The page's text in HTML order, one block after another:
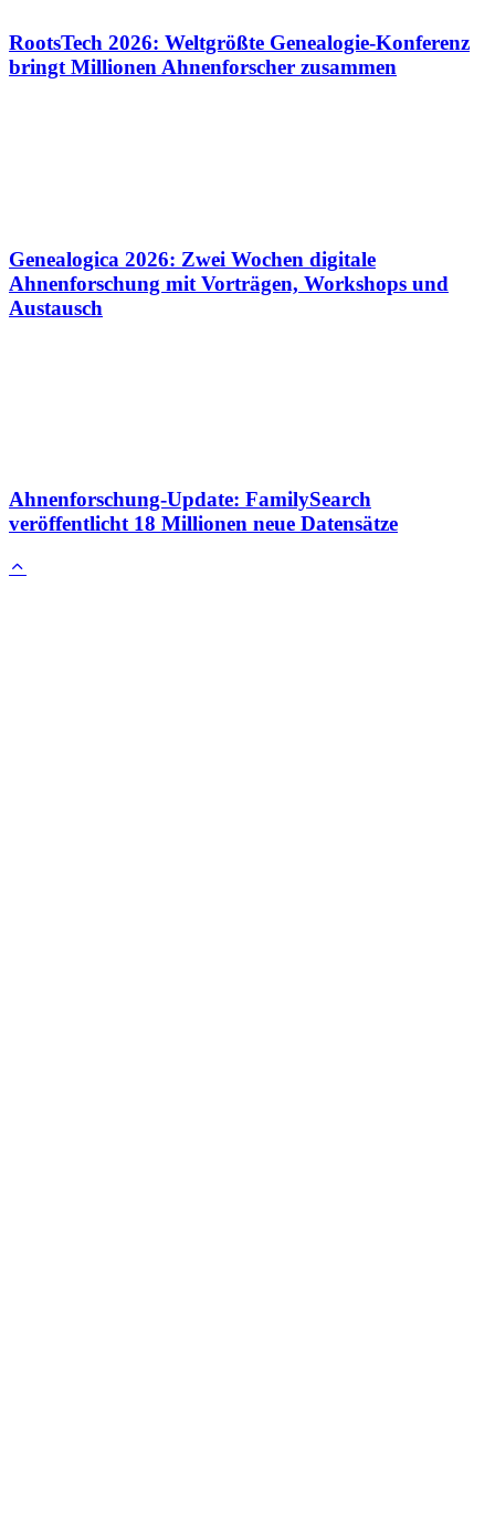
RootsTech 2026: Weltgrößte Genealogie-Konferenz
bringt Millionen Ahnenforscher zusammen
Genealogica 2026: Zwei Wochen digitale
Ahnenforschung mit Vorträgen, Workshops und
Austausch
Ahnenforschung-Update: FamilySearch
veröffentlicht 18 Millionen neue Datensätze